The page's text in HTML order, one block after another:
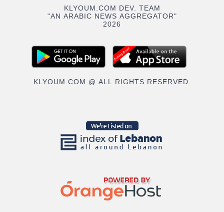
KLYOUM.COM DEV. TEAM
"AN ARABIC NEWS AGGREGATOR"
2026
KLYOUM.COM @ ALL RIGHTS RESERVED.